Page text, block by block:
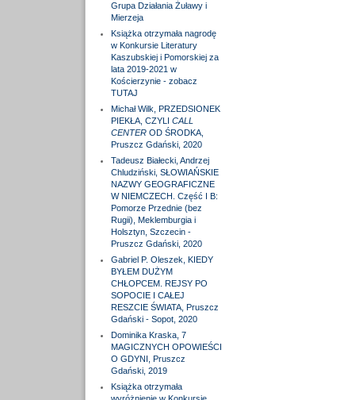
Grupa Działania Żuławy i
Mierzeja
Książka otrzymała nagrodę
w Konkursie Literatury
Kaszubskiej i Pomorskiej za
lata 2019-2021 w
Kościerzynie - zobacz
TUTAJ
Michał Wilk, PRZEDSIONEK
PIEKŁA, CZYLI CALL
CENTEROD ŚRODKA,
Pruszcz Gdański, 2020
Tadeusz Białecki, Andrzej
Chludziński, SŁOWIAŃSKIE
NAZWY GEOGRAFICZNE
W NIEMCZECH. Część I B:
Pomorze Przednie (bez
Rugii), Meklemburgia i
Holsztyn, Szczecin -
Pruszcz Gdański, 2020
Gabriel P. Oleszek, KIEDY
BYŁEM DUŻYM
CHŁOPCEM. REJSY PO
SOPOCIE I CAŁEJ
RESZCIE ŚWIATA, Pruszcz
Gdański - Sopot, 2020
Dominika Kraska, 7
MAGICZNYCH OPOWIEŚCI
O GDYNI, Pruszcz
Gdański, 2019
Książka otrzymała